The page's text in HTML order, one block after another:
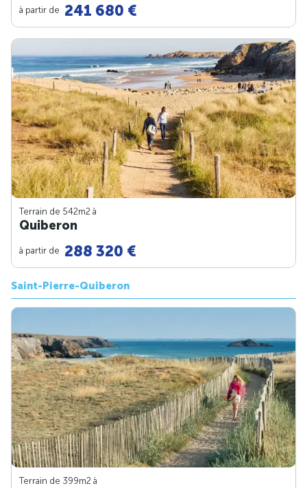
à partir de 241 680 €
Terrain de 542m2 à
Quiberon
à partir de 288 320 €
Saint-Pierre-Quiberon
Terrain de 399m2 à